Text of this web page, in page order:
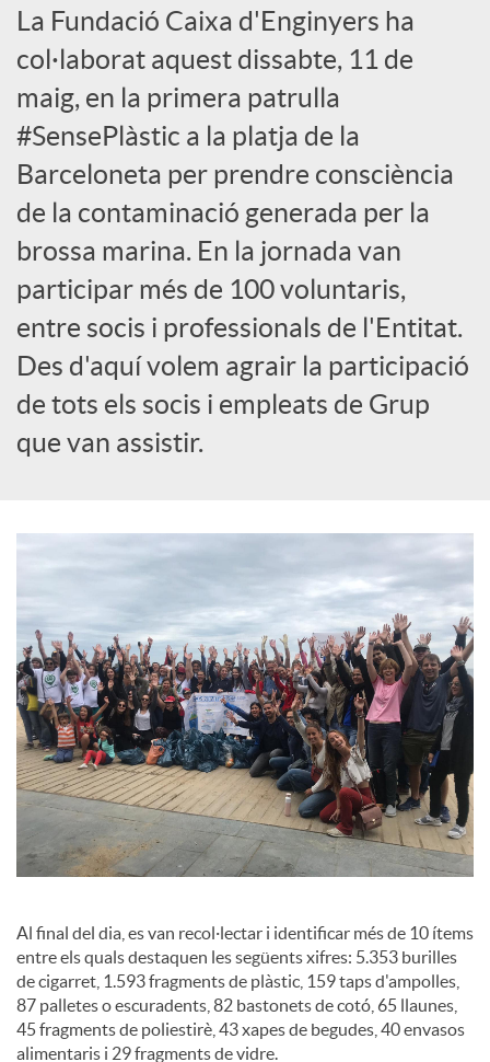
t
i
r
a
X
a
r
x
e
s
S
o
c
i
a
La Fundació Caixa d'Enginyers ha
col·laborat aquest dissabte, 11 de
maig, en la primera patrulla
#SensePlàstic a la platja de la
Barceloneta per prendre consciència
de la contaminació generada per la
brossa marina. En la jornada van
participar més de 100 voluntaris,
entre socis i professionals de l'Entitat.
Des d'aquí volem agrair la participació
de tots els socis i empleats de Grup
que van assistir.
Al final del dia, es van recol·lectar i identificar més de 10 ítems
entre els quals destaquen les següents xifres: 5.353 burilles
de cigarret, 1.593 fragments de plàstic, 159 taps d'ampolles,
87 palletes o escuradents, 82 bastonets de cotó, 65 llaunes,
45 fragments de poliestirè, 43 xapes de begudes, 40 envasos
alimentaris i 29 fragments de vidre.